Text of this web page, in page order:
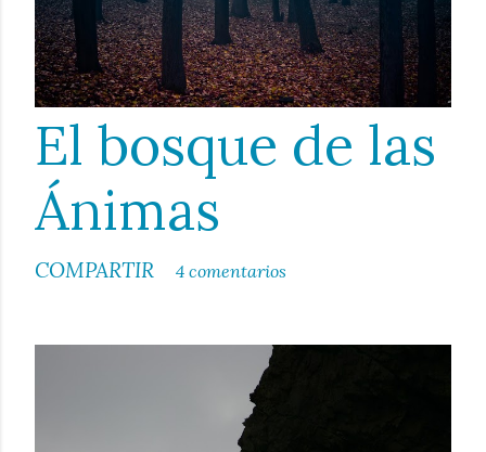
El bosque de las
Ánimas
COMPARTIR 4 comentarios